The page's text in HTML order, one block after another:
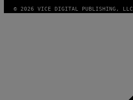
© 2026 VICE DIGITAL PUBLISHING, LLC